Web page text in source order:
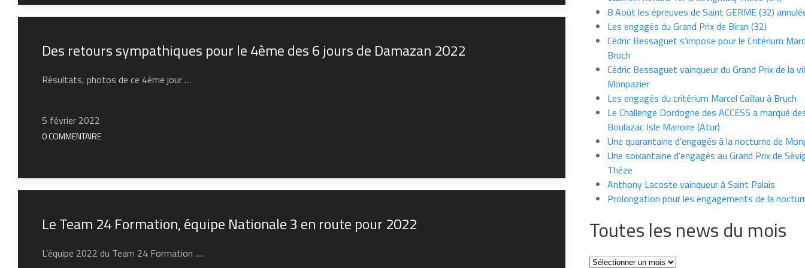
Des retours sympathiques pour le 4ème des 6 jours de Damazan 2022
Résultats, photos de ce 4ème jour …
5 février 2022
0 COMMENTAIRE
Le Team 24 Formation, équipe Nationale 3 en route pour 2022
L’équipe 2022 du Team 24 Formation ….
8 Août les épreuves de Saint GERME (32)
Les engagés du Grand Prix de Biran (32)
Cédric Bessaguet s’impose pour le Critérium
Bruch
Cédric Bessaguet vainqueur du Grand Prix de la
Monpazier
Les engagés du critérium Marcel Caillau à Bruch
Le Challenge Dordogne des ACCESS a marqué
Boulazac Isle Manoire (Atur)
Une quarantaine d’engagés à la nocturne de
Une soixantaine d’engagés au Grand Prix de
Théze
Anthony Lacoste vainqueur à Saint Palais
Prolongation pour les engagements de la
Toutes les news du mois
Toutes